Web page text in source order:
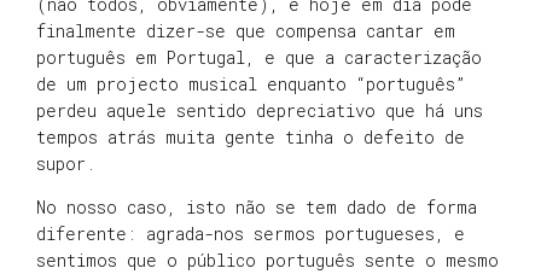
finalmente dizer-se que compensa cantar em
português em Portugal, e que a caracterização
de um projecto musical enquanto “português”
perdeu aquele sentido depreciativo que há uns
tempos atrás muita gente tinha o defeito de
supor.
No nosso caso, isto não se tem dado de forma
diferente: agrada-nos sermos portugueses, e
sentimos que o público português sente o mesmo